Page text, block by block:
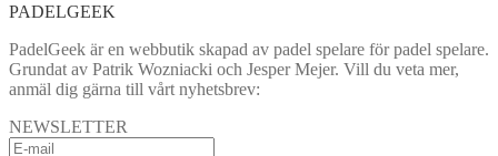
PADELGEEK
PadelGeek är en webbutik skapad av padel spelare för padel spelare.
Grundat av Patrik Wozniacki och Jesper Mejer. Vill du veta mer,
anmäl dig gärna till vårt nyhetsbrev:
NEWSLETTER